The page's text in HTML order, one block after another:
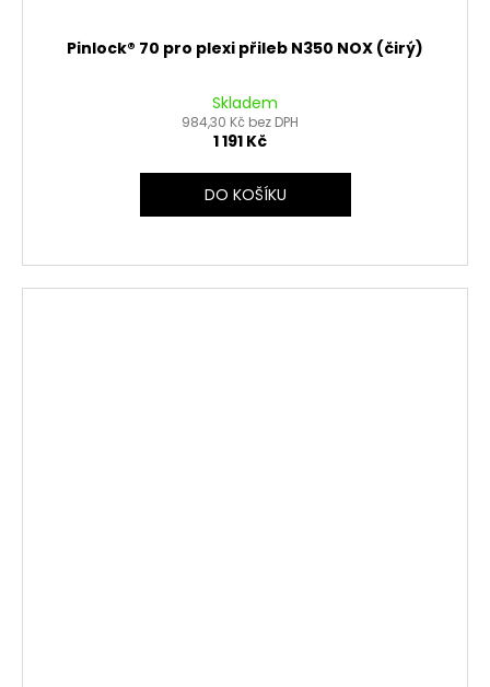
Pinlock® 70 pro plexi přileb N350 NOX (čirý)
Skladem
984,30 Kč bez DPH
1 191 Kč
DO KOŠÍKU